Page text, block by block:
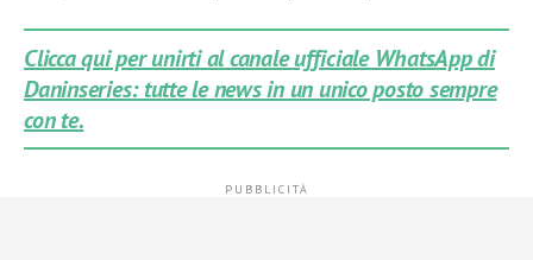
Clicca qui per unirti al canale ufficiale WhatsApp di
Daninseries: tutte le news in un unico posto sempre
con te.